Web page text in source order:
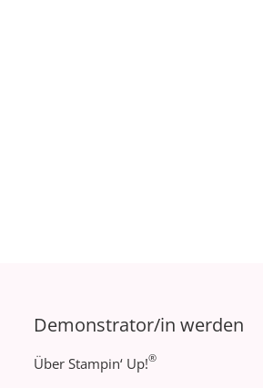
Demonstrator/in werden
Über Stampin‘ Up!®